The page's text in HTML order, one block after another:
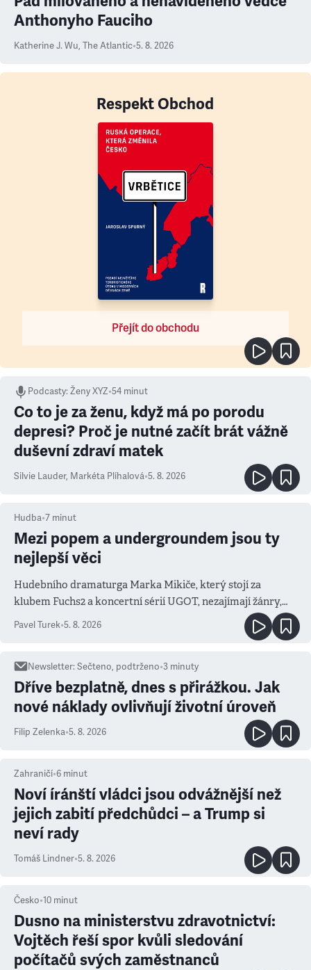
Anthonyho Fauciho
Katherine J. Wu, The Atlantic•5. 8. 2026
Respekt Obchod
Přejít do obchodu
Podcasty:Ženy XYZ•54 minut
Co to je za ženu, když má po porodu
depresi? Proč je nutné začít brát vážně
duševní zdraví matek
Silvie Lauder, Markéta Plíhalová•5. 8. 2026
Hudba•7 minut
Mezi popem a undergroundem jsou ty
nejlepší věci
Hudebního dramaturga Marka Mikiče, který stojí za
klubem Fuchs2 a koncertní sérií UGOT, nezajímají žánry,
ale atmosféra
Pavel Turek•5. 8. 2026
Newsletter:Sečteno, podtrženo•3 minuty
Dříve bezplatně, dnes s přirážkou. Jak
nové náklady ovlivňují životní úroveň
Filip Zelenka•5. 8. 2026
Zahraničí•6 minut
Noví íránští vládci jsou odvážnější než
jejich zabití předchůdci – a Trump si
neví rady
Tomáš Lindner•5. 8. 2026
Česko•10 minut
Dusno na ministerstvu zdravotnictví:
Vojtěch řeší spor kvůli sledování
počítačů svých zaměstnanců